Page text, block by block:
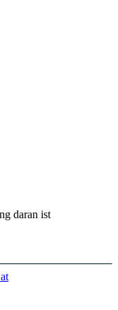
daran ist